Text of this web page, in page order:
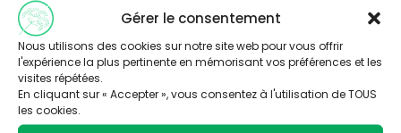
Gérer le consentement
Nous utilisons des cookies sur notre site web pour vous offrir
l'expérience la plus pertinente en mémorisant vos préférences et les
visites répétées.
En cliquant sur « Accepter », vous consentez à l'utilisation de TOUS
les cookies.